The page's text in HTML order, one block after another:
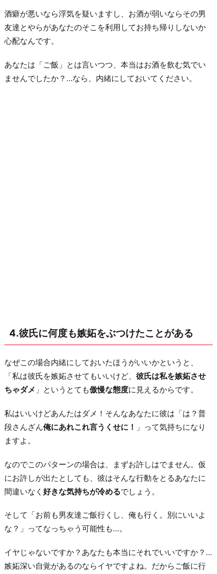
6.
男
達
は
に
酒癖が悪いなら浮気を疑いますし、お酒が弱いならその男
友達とやらがあなたのそこを利用してお持ち帰りしないか
心配なんです。
あなたは「ご飯」とは言いつつ、本当はお酒を飲む気でい
ませんでしたか？…なら、内緒にしておいてください。
4.彼氏に何度も嫉妬をぶつけたことがある
なぜこの場合内緒にしておいたほうがいいかというと、
「私は彼氏を嫉妬させてもいいけど、 彼氏は私を嫉妬させ
ちゃダメ 」というとても傲慢な態度に見えるからです。
私はいいけどあんたはダメ！そんなあなたに彼は「は？普
段さんざん俺にあれこれ言うくせに！ 」って気持ちになり
ますよ。
なのでこのパターンの場合は、まずお許しはでません。仮
にお許しが出たとしても、彼はそんな行動をとるあなたに
間違いなく 好きな気持ちが冷めるでしょう。
そして「お前も男友達ご飯行くし、俺も行く。別にいいよ
な？」ってなっちゃう可能性も…。
イヤじゃないですか？あなたも本当にそれでいいですか？…
嫉妬深い自覚があるのならイヤですよね。だからご飯に行